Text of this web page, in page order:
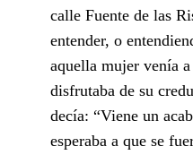
calle Fuente de las
entender, o
aquella mujer venía
disfrutaba de su
decía: “Viene un
esperaba a que se